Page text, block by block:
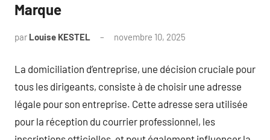
Marque
par Louise KESTEL novembre 10, 2025
La domiciliation d’entreprise, une décision cruciale pour
tous les dirigeants, consiste à de choisir une adresse
légale pour son entreprise. Cette adresse sera utilisée
pour la réception du courrier professionnel, les